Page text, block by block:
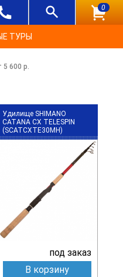
0
ТУРЫ
5 600 р.
Удилище SHIMANO
CATANA CX TELESPIN
(SCATCXTE30MH)
под заказ
В корзину